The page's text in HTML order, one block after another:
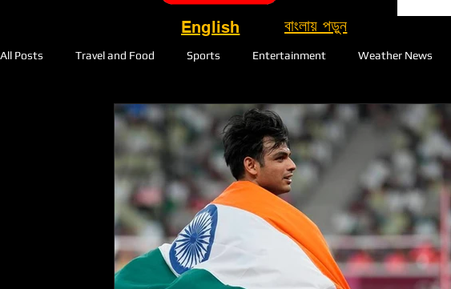
All Posts Travel and Food Sports Entertainment Weather News
Election Politics Bollywood
English বাংলায় পড়ুন